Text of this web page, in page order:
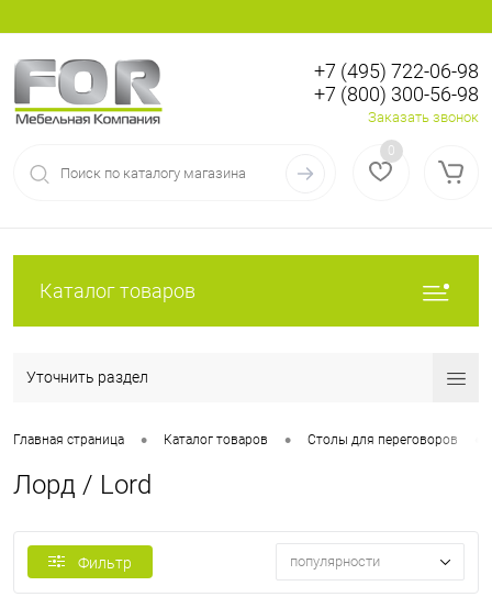
Регистрация
+7 (495) 722-06-98
+7 (800) 300-56-98
Заказать звонок
0
Каталог товаров
Уточнить раздел
Главная страница • Каталог товаров • Столы для переговоров
Лорд / Lord
Фильтр популярности